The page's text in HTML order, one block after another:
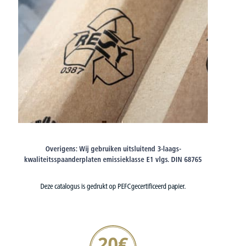
Overigens: Wij gebruiken uitsluitend 3-laags-
kwaliteitsspaanderplaten emissieklasse E1 vlgs. DIN 68765
Deze catalogus is gedrukt op PEFCgecertificeerd papier.
20€ korting verzekeren